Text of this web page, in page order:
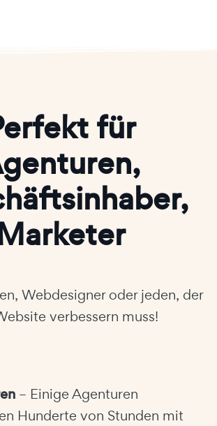
für
Webdesigner oder jeden, der
verbessern muss!
– Einige Agenturen
Hunderte von Stunden mit